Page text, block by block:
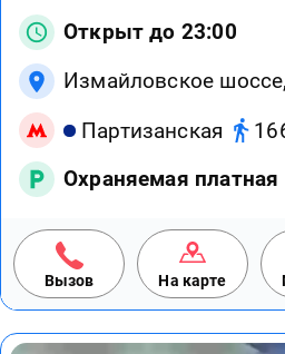
Открыт до 23:00
Измайловское
Партизанская
Охраняемая платная
Вызов На карте